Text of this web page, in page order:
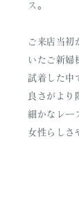
ス。
ご来店当初
いたご新婦
試着した中
良さがより
細かなレー
女性らしさ